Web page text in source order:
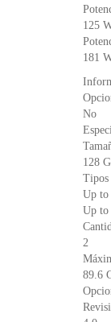
125
181
No
128
Tipos
Up to
Up to
2
89.6